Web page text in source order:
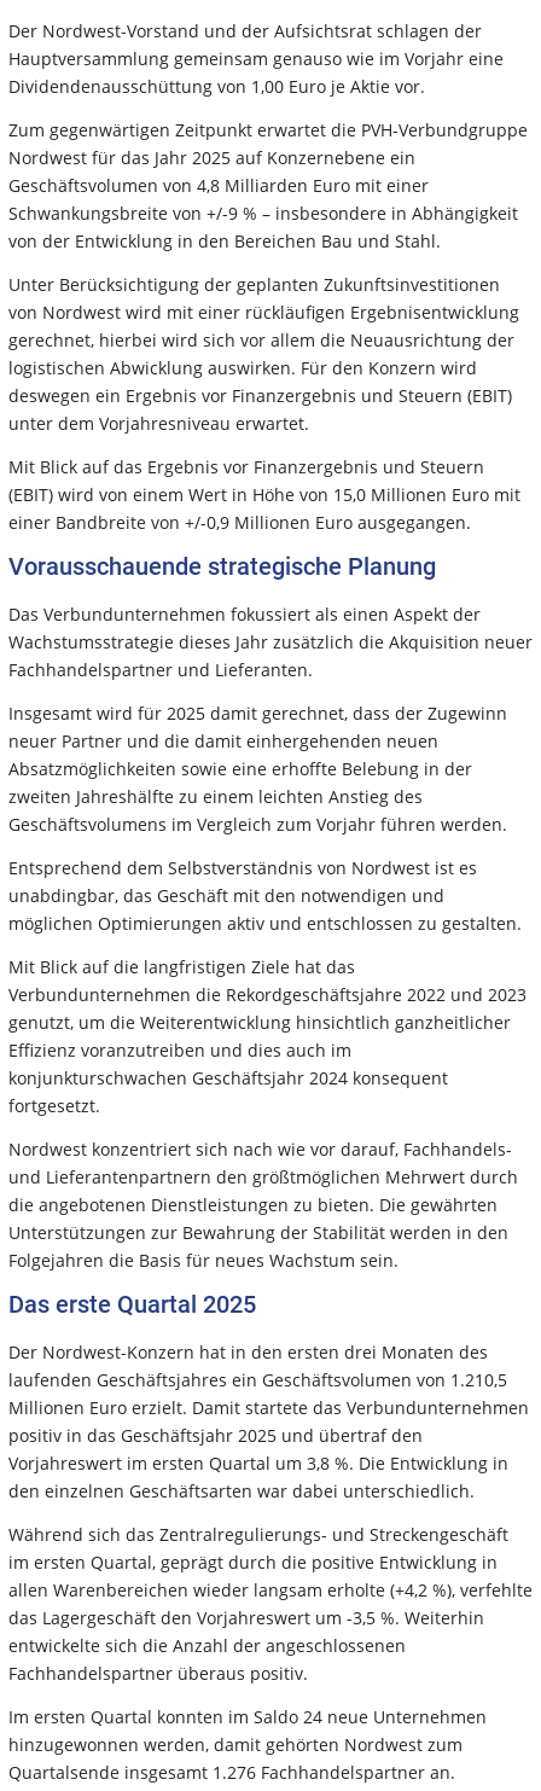
Der Nordwest-Vorstand und der Aufsichtsrat schlagen der
Hauptversammlung gemeinsam genauso wie im Vorjahr eine
Dividendenausschüttung von 1,00 Euro je Aktie vor.
Zum gegenwärtigen Zeitpunkt erwartet die PVH-Verbundgruppe
Nordwest für das Jahr 2025 auf Konzernebene ein
Geschäftsvolumen von 4,8 Milliarden Euro mit einer
Schwankungsbreite von +/-9 % – insbesondere in Abhängigkeit
von der Entwicklung in den Bereichen Bau und Stahl.
Unter Berücksichtigung der geplanten Zukunftsinvestitionen
von Nordwest wird mit einer rückläufigen Ergebnisentwicklung
gerechnet, hierbei wird sich vor allem die Neuausrichtung der
logistischen Abwicklung auswirken. Für den Konzern wird
deswegen ein Ergebnis vor Finanzergebnis und Steuern (EBIT)
unter dem Vorjahresniveau erwartet.
Mit Blick auf das Ergebnis vor Finanzergebnis und Steuern
(EBIT) wird von einem Wert in Höhe von 15,0 Millionen Euro mit
einer Bandbreite von +/-0,9 Millionen Euro ausgegangen.
Vorausschauende strategische Planung
Das Verbundunternehmen fokussiert als einen Aspekt der
Wachstumsstrategie dieses Jahr zusätzlich die Akquisition neuer
Fachhandelspartner und Lieferanten.
Insgesamt wird für 2025 damit gerechnet, dass der Zugewinn
neuer Partner und die damit einhergehenden neuen
Absatzmöglichkeiten sowie eine erhoffte Belebung in der
zweiten Jahreshälfte zu einem leichten Anstieg des
Geschäftsvolumens im Vergleich zum Vorjahr führen werden.
Entsprechend dem Selbstverständnis von Nordwest ist es
unabdingbar, das Geschäft mit den notwendigen und
möglichen Optimierungen aktiv und entschlossen zu gestalten.
Mit Blick auf die langfristigen Ziele hat das
Verbundunternehmen die Rekordgeschäftsjahre 2022 und 2023
genutzt, um die Weiterentwicklung hinsichtlich ganzheitlicher
Effizienz voranzutreiben und dies auch im
konjunkturschwachen Geschäftsjahr 2024 konsequent
fortgesetzt.
Nordwest konzentriert sich nach wie vor darauf, Fachhandels-
und Lieferantenpartnern den größtmöglichen Mehrwert durch
die angebotenen Dienstleistungen zu bieten. Die gewährten
Unterstützungen zur Bewahrung der Stabilität werden in den
Folgejahren die Basis für neues Wachstum sein.
Das erste Quartal 2025
Der Nordwest-Konzern hat in den ersten drei Monaten des
laufenden Geschäftsjahres ein Geschäftsvolumen von 1.210,5
Millionen Euro erzielt. Damit startete das Verbundunternehmen
positiv in das Geschäftsjahr 2025 und übertraf den
Vorjahreswert im ersten Quartal um 3,8 %. Die Entwicklung in
den einzelnen Geschäftsarten war dabei unterschiedlich.
Während sich das Zentralregulierungs- und Streckengeschäft
im ersten Quartal, geprägt durch die positive Entwicklung in
allen Warenbereichen wieder langsam erholte (+4,2 %), verfehlte
das Lagergeschäft den Vorjahreswert um -3,5 %. Weiterhin
entwickelte sich die Anzahl der angeschlossenen
Fachhandelspartner überaus positiv.
Im ersten Quartal konnten im Saldo 24 neue Unternehmen
hinzugewonnen werden, damit gehörten Nordwest zum
Quartalsende insgesamt 1.276 Fachhandelspartner an.